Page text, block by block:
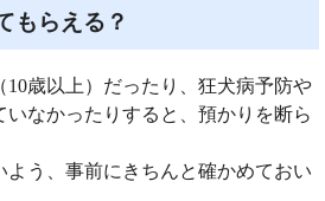
もらえる？
歳以上）だったり、狂犬病予防や
なかったりすると、預かりを断ら
う、事前にきちんと確かめておい